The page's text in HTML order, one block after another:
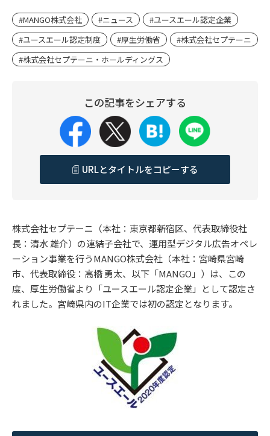
#MANGO株式会社 #ニュース
#ユースエール認定企業
#ユースエール認定制度
#厚生労働省
#株式会社セプテーニ
#株式会社セプテーニ・ホールディングス
この記事をシェアする
URLとタイトルをコピーする
株式会社セプテーニ（本社：東京都新宿区、代表取締役社
長：清水 雄介）の連結子会社で、運用型デジタル広告オペレ
ーション事業を行うMANGO株式会社（本社：宮崎県宮崎
市、代表取締役：高橋 勇太、以下「MANGO」）は、この
度、厚生労働省より「ユースエール認定企業」として認定さ
れました。宮崎県内のIT企業では初の認定となります。